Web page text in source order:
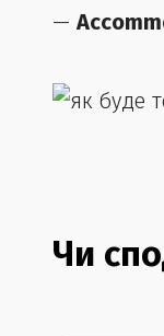
—
Чи